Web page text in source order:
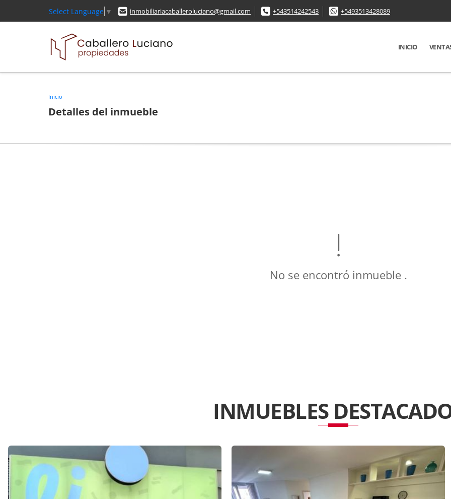
Select Language ▼ inmobiliariacaballeroluciano@gmail.com +543514242543 +5493513428089
INICIO
Inicio
Detalles del inmueble
No se encontró inmueble .
INMUEBLES